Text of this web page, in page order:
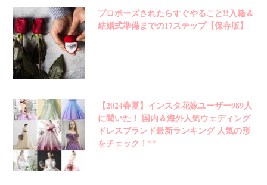
プロポーズされたらすぐやること!!入籍＆
結婚式準備までの17ステップ【保存版】
【2024春夏】インスタ花嫁ユーザー989人
に聞いた！ 国内＆海外人気ウェディング
ドレスブランド最新ランキング 人気の形
をチェック！**